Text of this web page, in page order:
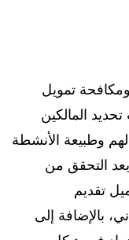
تمويل
المالكين
وطبيعة الأنشطة
التحقق من
تقديم
بالإضافة إلى